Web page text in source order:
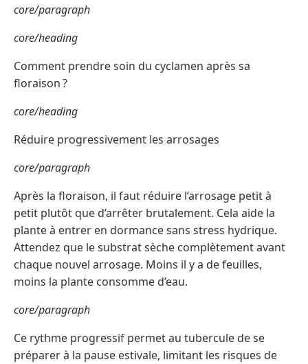
core/paragraph
core/heading
Comment prendre soin du cyclamen après sa
floraison ?
core/heading
Réduire progressivement les arrosages
core/paragraph
Après la floraison, il faut réduire l’arrosage petit à
petit plutôt que d’arrêter brutalement. Cela aide la
plante à entrer en dormance sans stress hydrique.
Attendez que le substrat sèche complètement avant
chaque nouvel arrosage. Moins il y a de feuilles,
moins la plante consomme d’eau.
core/paragraph
Ce rythme progressif permet au tubercule de se
préparer à la pause estivale, limitant les risques de